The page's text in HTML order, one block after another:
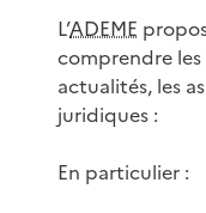
L’ADEME
comprendre les
actualités, les
juridiques :
En particulier :